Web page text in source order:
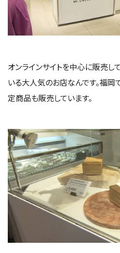
オンラインサイトを中心に販売し
いる大人気のお店なんです。福岡
定商品も販売しています。